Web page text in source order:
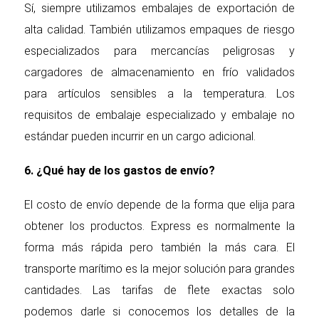
Sí, siempre utilizamos embalajes de exportación de
alta calidad. También utilizamos empaques de riesgo
especializados para mercancías peligrosas y
cargadores de almacenamiento en frío validados
para artículos sensibles a la temperatura. Los
requisitos de embalaje especializado y embalaje no
estándar pueden incurrir en un cargo adicional.
6. ¿Qué hay de los gastos de envío?
El costo de envío depende de la forma que elija para
obtener los productos. Express es normalmente la
forma más rápida pero también la más cara. El
transporte marítimo es la mejor solución para grandes
cantidades. Las tarifas de flete exactas solo
podemos darle si conocemos los detalles de la